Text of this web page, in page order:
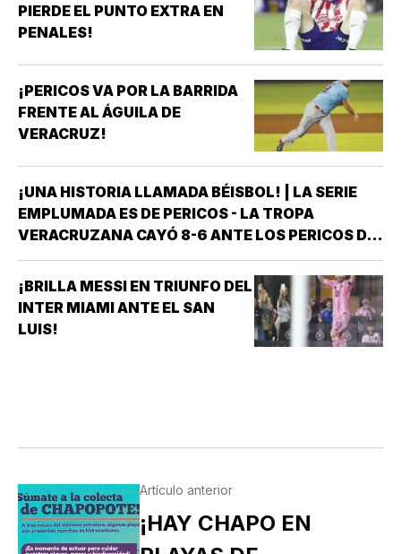
PIERDE EL PUNTO EXTRA EN
PENALES!
¡PERICOS VA POR LA BARRIDA
FRENTE AL ÁGUILA DE
VERACRUZ!
¡UNA HISTORIA LLAMADA BÉISBOL! | LA SERIE
EMPLUMADA ES DE PERICOS - LA TROPA
VERACRUZANA CAYÓ 8-6 ANTE LOS PERICOS DE
PUEBLA EN EL SEGUNDO JUEGO DE LA ÚLTIMA
SERIE DE LA TEMPORADA REGULAR EN EL
ESTADIO HERMANOS SERDÁN, CON LO QUE LOS
POBLANOS…
¡BRILLA MESSI EN TRIUNFO DEL
INTER MIAMI ANTE EL SAN
LUIS!
Artículo anterior
¡HAY CHAPO EN